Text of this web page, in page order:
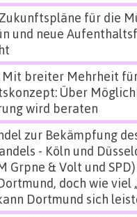
für die
und neue
Mit breiter Mehrheit
Über
wird beraten
zur Bekämpfung
- Köln und
Grpne & Volt und SPD)
doch wie viel
Dortmund sich